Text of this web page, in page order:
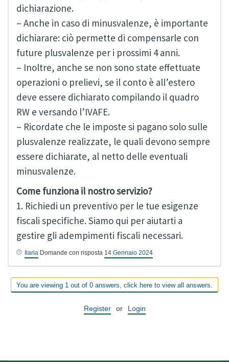
dichiarazione.
– Anche in caso di minusvalenze, è importante
dichiarare: ciò permette di compensarle con
future plusvalenze per i prossimi 4 anni.
– Inoltre, anche se non sono state effettuate
operazioni o prelievi, se il conto è all’estero
deve essere dichiarato compilando il quadro
RW e versando l’IVAFE.
– Ricordate che le imposte si pagano solo sulle
plusvalenze realizzate, le quali devono sempre
essere dichiarate, al netto delle eventuali
minusvalenze.
Come funziona il nostro servizio?
1. Richiedi un preventivo per le tue esigenze
fiscali specifiche. Siamo qui per aiutarti a
gestire gli adempimenti fiscali necessari.
Ilaria Domande con risposta 14 Gennaio 2024
You are viewing 1 out of 0 answers, click here to view all answers.
Register or Login